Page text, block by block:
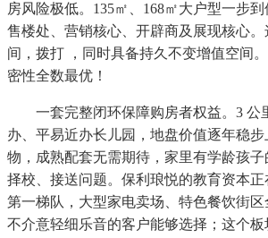
房风险极低。135㎡、168㎡大户型一步
售楼处、营销核心、开辟商及展现核心
间，拨打 ，同时具备持久不变增值空间
密性全数最优！
一套完整闭环保障购房者权益。3 公
办、平易近办长儿园，地盘价值逐年稳
物，成熟配套无需期待，家里有学龄孩
择校、接送问题。保利琅悦的教育资本
第一梯队，大型家电卖场、特色餐饮街区
不介意轻细乐音的客户能够选择；这个